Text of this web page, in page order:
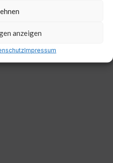
anzeigen
Impressum